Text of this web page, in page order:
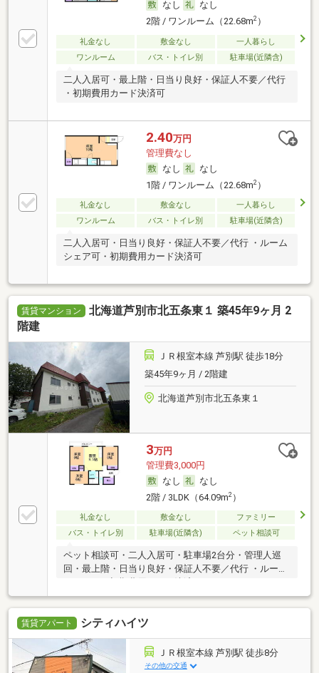
なし
なし
2階 / ワンルーム（22.68m2）
礼金なし 敷金なし
一人暮らし
ワンルーム
バス・トイレ別 駐車場(近隣含)
二人入居可・最上階・日当り良好・保証人不要／代行
・初期費用カード決済可
2.40万円
管理費なし
なし
なし
1階 / ワンルーム（22.68m2）
礼金なし 敷金なし
一人暮らし
ワンルーム
バス・トイレ別 駐車場(近隣含)
二人入居可・日当り良好・保証人不要／代行 ・ルーム
シェア可・初期費用カード決済可
賃貸マンション
北海道芦別市北五条東１ 築45年9ヶ月 2
階建
ＪＲ根室本線 芦別駅 徒歩18分
築45年9ヶ月 / 2階建
北海道芦別市北五条東１
3万円
管理費3,000円
なし
なし
2階 / 3LDK（64.09m2）
礼金なし 敷金なし
ファミリー
バス・トイレ別
駐車場(近隣含) ペット相談可
ペット相談可・二人入居可・駐車場2台分・管理人巡
回・最上階・日当り良好・保証人不要／代行 ・ルーム
賃貸アパート シティハイツ
ＪＲ根室本線 芦別駅 徒歩8分
その他の交通